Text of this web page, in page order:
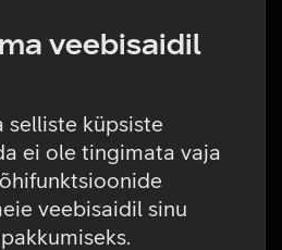
veebisaidil
selliste küpsiste
ei ole tingimata vaja
veebisaidil sinu
viga